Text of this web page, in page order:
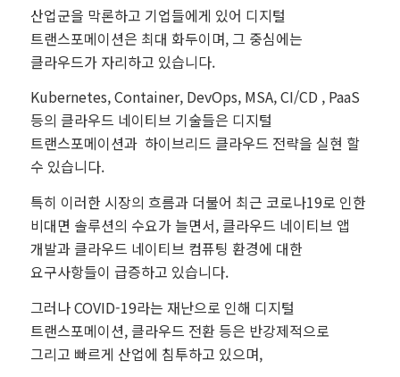
산업군을 막론하고 기업들에게 있어 디지털
트랜스포메이션은 최대 화두이며, 그 중심에는
클라우드가 자리하고 있습니다.
Kubernetes, Container, DevOps, MSA, CI/CD , PaaS
등의 클라우드 네이티브 기술들은 디지털
트랜스포메이션과 하이브리드 클라우드 전략을 실현 할
수 있습니다.
특히 이러한 시장의 흐름과 더불어 최근 코로나19로 인한
비대면 솔루션의 수요가 늘면서, 클라우드 네이티브 앱
개발과 클라우드 네이티브 컴퓨팅 환경에 대한
요구사항들이 급증하고 있습니다.
그러나 COVID-19라는 재난으로 인해 디지털
트랜스포메이션, 클라우드 전환 등은 반강제적으로
그리고 빠르게 산업에 침투하고 있으며,